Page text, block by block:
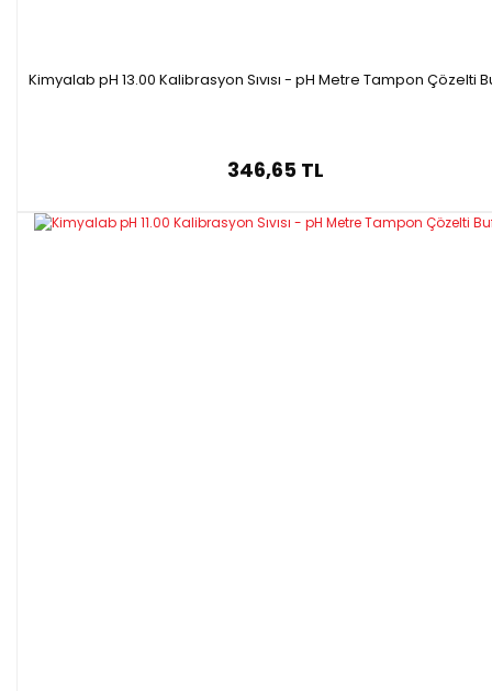
Kimyalab pH 13.00 Kalibrasyon Sıvısı - pH Metre Tampon Çözelti
346,65 TL